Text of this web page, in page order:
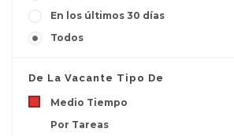
En los últimos 30 días
Todos
De La Vacante Tipo De
Medio Tiempo
Por Tareas